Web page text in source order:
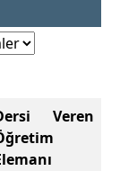
Veren